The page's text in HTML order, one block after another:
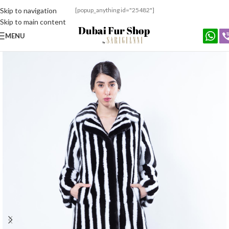
Skip to navigation
Skip to main content
[popup_anything id="25482"]
MENU